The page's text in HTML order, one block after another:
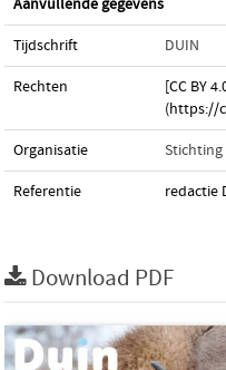
Aanvullende gegevens
Tijdschrift DUIN
Rechten
[CC BY
(https://
Organisatie
Referentie redactie
Download PDF